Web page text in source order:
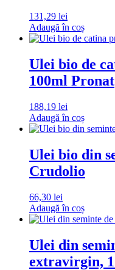
131,29 lei
Adaugă în coș
Ulei bio de
100ml Pronat
188,19 lei
Adaugă în coș
Ulei bio din
Crudolio
66,30 lei
Adaugă în coș
Ulei din
extravirgin,